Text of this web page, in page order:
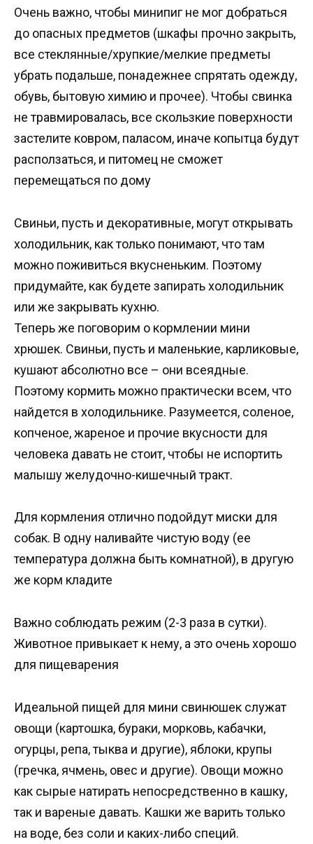
Очень важно, чтобы минипиг не мог добраться
до опасных предметов (шкафы прочно закрыть,
все стеклянные/хрупкие/мелкие предметы
убрать подальше, понадежнее спрятать одежду,
обувь, бытовую химию и прочее). Чтобы свинка
не травмировалась, все скользкие поверхности
застелите ковром, паласом, иначе копытца будут
расползаться, и питомец не сможет
перемещаться по дому
Свиньи, пусть и декоративные, могут открывать
холодильник, как только понимают, что там
можно поживиться вкусненьким. Поэтому
придумайте, как будете запирать холодильник
или же закрывать кухню.
Теперь же поговорим о кормлении мини
хрюшек. Свиньи, пусть и маленькие, карликовые,
кушают абсолютно все – они всеядные.
Поэтому кормить можно практически всем, что
найдется в холодильнике. Разумеется, соленое,
копченое, жареное и прочие вкусности для
человека давать не стоит, чтобы не испортить
малышу желудочно-кишечный тракт.
Для кормления отлично подойдут миски для
собак. В одну наливайте чистую воду (ее
температура должна быть комнатной), в другую
же корм кладите
Важно соблюдать режим (2-3 раза в сутки).
Животное привыкает к нему, а это очень хорошо
для пищеварения
Идеальной пищей для мини свинюшек служат
овощи (картошка, бураки, морковь, кабачки,
огурцы, репа, тыква и другие), яблоки, крупы
(гречка, ячмень, овес и другие). Овощи можно
как сырые натирать непосредственно в кашку,
так и вареные давать. Кашки же варить только
на воде, без соли и каких-либо специй.